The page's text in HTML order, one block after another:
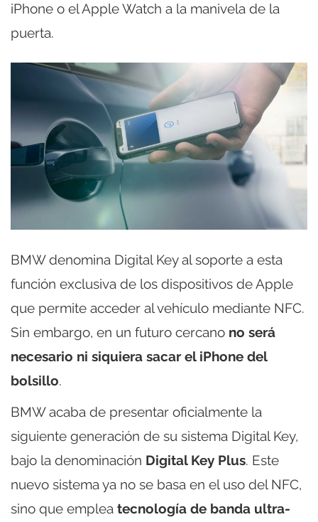
iPhone o el Apple Watch a la manivela de la
puerta.
BMW denomina Digital Key al soporte a esta
función exclusiva de los dispositivos de Apple
que permite acceder al vehículo mediante NFC.
Sin embargo, en un futuro cercano no será
necesario ni siquiera sacar el iPhone del
bolsillo.
BMW acaba de presentar oficialmente la
siguiente generación de su sistema Digital Key,
bajo la denominación Digital Key Plus. Este
nuevo sistema ya no se basa en el uso del NFC,
sino que emplea tecnología de banda ultra-